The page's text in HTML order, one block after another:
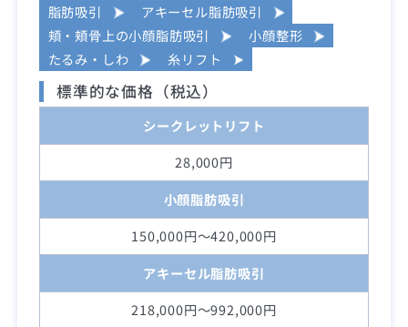
脂肪吸引
アキーセル脂肪吸引
頬・頬骨上の小顔脂肪吸引
小顔整形
たるみ・しわ
糸リフト
標準的な価格（税込）
シークレットリフト
28,000円
小顔脂肪吸引
150,000円～420,000円
アキーセル脂肪吸引
218,000円～992,000円